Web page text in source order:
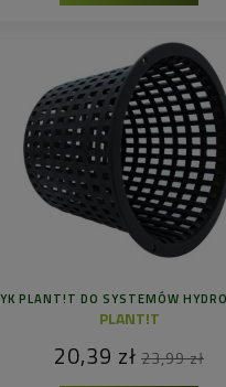
PLANT!T DO SYSTEMÓW
PLANT!T
20,39 zł 23,99 zł